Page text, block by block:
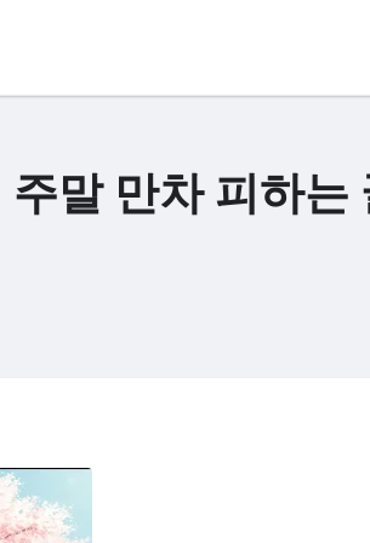
말 만차 피하는